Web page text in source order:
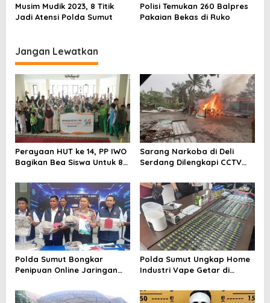
Musim Mudik 2023, 8 Titik
Jadi Atensi Polda Sumut
Polisi Temukan 260 Balpres
Pakaian Bekas di Ruko
Jangan Lewatkan
Perayaan HUT ke 14, PP IWO
Bagikan Bea Siswa Untuk 8
Jaksel
Sarang Narkoba di Deli
Serdang Dilengkapi CCTV
Orang
Polda Sumut Bongkar
Penipuan Online Jaringan
Rp 6,7 Miliar
Polda Sumut Ungkap Home
Industri Vape Getar di